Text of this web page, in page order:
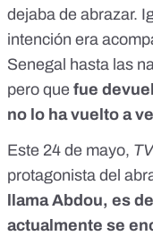
dejaba de abrazar.
intención era
Senegal hasta las
pero que fue
no lo ha vuelto a
Este 24 de mayo,
protagonista del
llama Abdou, es
actualmente se